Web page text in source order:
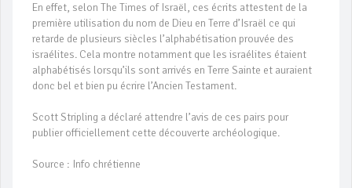
En effet, selon The Times of Israël, ces écrits attestent de la
première utilisation du nom de Dieu en Terre d’Israël ce qui
retarde de plusieurs siècles l’alphabétisation prouvée des
israélites. Cela montre notamment que les israélites étaient
alphabétisés lorsqu’ils sont arrivés en Terre Sainte et auraient
donc bel et bien pu écrire l’Ancien Testament.
Scott Stripling a déclaré attendre l’avis de ces pairs pour
publier officiellement cette découverte archéologique.
Source : Info chrétienne